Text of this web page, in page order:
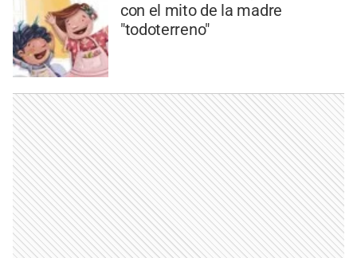
con el mito de la madre
"todoterreno"